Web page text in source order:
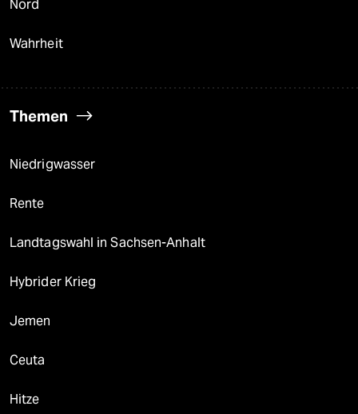
Nord
Wahrheit
Themen
Niedrigwasser
Rente
Landtagswahl in Sachsen-Anhalt
Hybrider Krieg
Jemen
Ceuta
Hitze